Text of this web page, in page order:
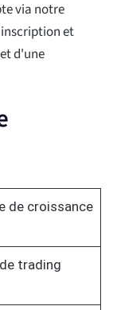
via notre
et
d'une
de croissance
trading